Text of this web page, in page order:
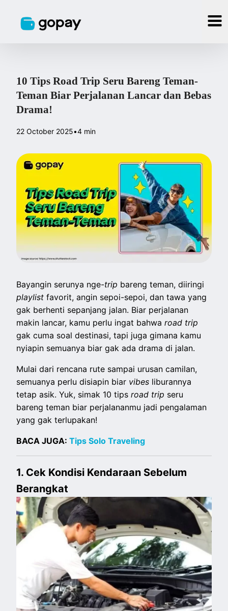
10 Tips Road Trip Seru Bareng Teman-
Teman Biar Perjalanan Lancar dan Bebas
Drama!
22 October 2025•4 min
Bayangin serunya nge-trip bareng teman, diiringi
playlistfavorit, angin sepoi-sepoi, dan tawa yang
gak berhenti sepanjang jalan. Biar perjalanan
makin lancar, kamu perlu ingat bahwaroad trip
gak cuma soal destinasi, tapi juga gimana kamu
nyiapin semuanya biar gak ada drama di jalan.
Mulai dari rencana rute sampai urusan camilan,
semuanya perlu disiapin biar vibes liburannya
tetap asik. Yuk, simak 10 tipsroad trip seru
bareng teman biar perjalananmu jadi pengalaman
yang gak terlupakan!
BACA JUGA:Tips Solo Traveling
1. Cek Kondisi Kendaraan Sebelum
Berangkat